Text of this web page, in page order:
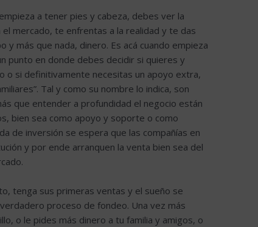
a tener pies y cabeza, debes ver la
mercado, te enfrentas a la realidad y te das
y más que nada, dinero. Es acá cuando empieza
punto en donde debes decidir si quieres y
o si definitivamente necesitas un apoyo extra,
Tal y como su nombre lo indica, son
que entender a profundidad el negocio están
bien sea como apoyo y soporte o como
de inversión se espera que las compañías en
y por ende arranquen la venta bien sea del
tenga sus primeras ventas y el sueño se
proceso de fondeo. Una vez más
o le pides más dinero a tu familia y amigos, o